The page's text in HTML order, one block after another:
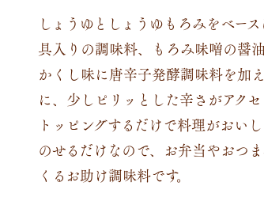
しょうゆとしょうゆもろみをベー
具入りの調味料、もろみ味噌の醤油
かくし味に唐辛子発酵調味料を加
に、少しピリッとした辛さがアクセ
トッピングするだけで料理がおいし
のせるだけなので、お弁当やおつ
くるお助け調味料です。